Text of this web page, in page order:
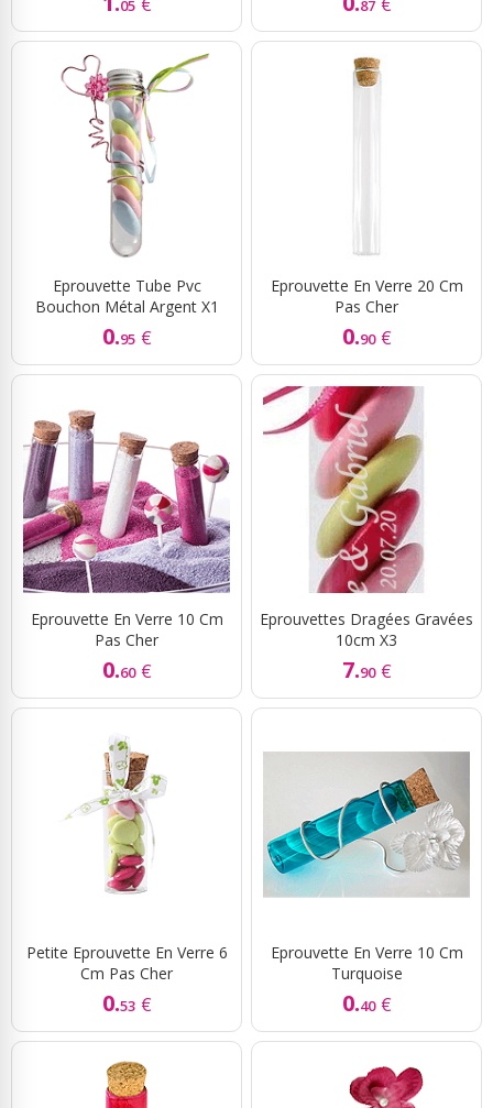
05 87
Eprouvette Tube Pvc
Bouchon Métal Argent X1
0.95 €
Eprouvette En Verre 20 Cm
Pas Cher
0.90 €
Eprouvette En Verre 10 Cm
Pas Cher
0.60 €
Eprouvettes Dragées Gravées
10cm X3
7.90 €
Petite Eprouvette En Verre 6
Cm Pas Cher
0.53 €
Eprouvette En Verre 10 Cm
Turquoise
0.40 €